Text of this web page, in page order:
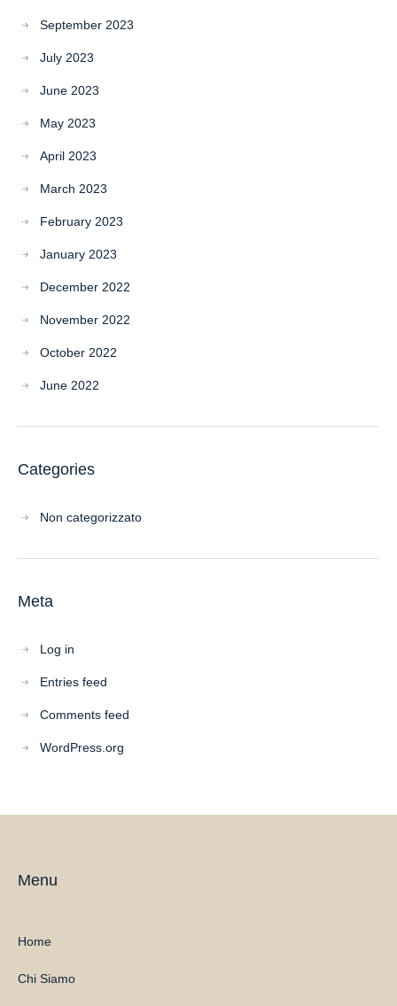
September 2023
July 2023
June 2023
May 2023
April 2023
March 2023
February 2023
January 2023
December 2022
November 2022
October 2022
June 2022
Categories
Non categorizzato
Meta
Log in
Entries feed
Comments feed
WordPress.org
Menu
Home
Chi Siamo